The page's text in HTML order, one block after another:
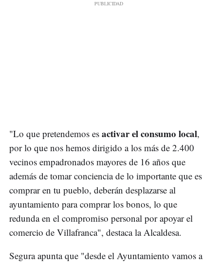
"Lo que pretendemos es activar el consumo local,
por lo que nos hemos dirigido a los más de 2.400
vecinos empadronados mayores de 16 años que
además de tomar conciencia de lo importante que es
comprar en tu pueblo, deberán desplazarse al
ayuntamiento para comprar los bonos, lo que
redunda en el compromiso personal por apoyar el
comercio de Villafranca", destaca la Alcaldesa.
Segura apunta que "desde el Ayuntamiento vamos a